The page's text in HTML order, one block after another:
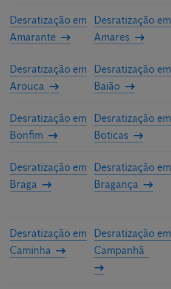
Desratização em
Amarante
Desratização em
Amares
Desratização em
Arouca
Desratização em
Baião
Desratização em
Bonfim
Desratização em
Boticas
Desratização em
Braga
Desratização em
Bragança
Desratização em
Caminha
Desratização em
Campanhã